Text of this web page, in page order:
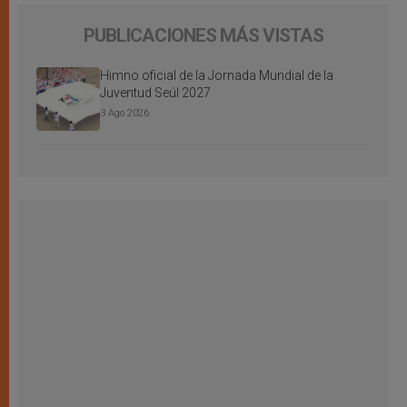
PUBLICACIONES MÁS VISTAS
Himno oficial de la Jornada Mundial de la
Juventud Seúl 2027
3 Ago 2026